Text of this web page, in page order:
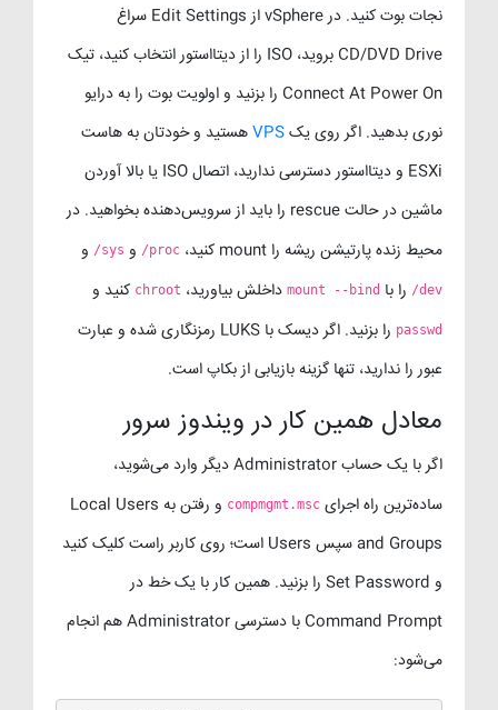
نجات بوت کنید. در vSphere از Edit Settings سراغ
CD/DVD Drive بروید، ISO را از دیتااستور انتخاب کنید، تیک
Connect At Power On را بزنید و اولویت بوت را به درایو
نوری بدهید. اگر روی یکVPSهستید و خودتان به هاست
ESXi و دیتااستور دسترسی ندارید، اتصال ISO یا بالا آوردن
ماشین در حالت rescue را باید از سرویس‌دهنده بخواهید. در
محیط زنده پارتیشن ریشه را mount کنید،
/proc و /sys و
/dev را با mount --bind داخلش بیاورید، chroot کنید و
passwd
را بزنید. اگر دیسک با LUKS رمزنگاری شده و عبارت
عبور را ندارید، تنها گزینه بازیابی از بکاپ است.
معادل همین کار در ویندوز سرور
اگر با یک حساب Administrator دیگر وارد می‌شوید،
ساده‌ترین راه اجرای compmgmt.msc
و رفتن به Local Users
and Groups سپس Users است؛ روی کاربر راست کلیک کنید
و Set Password را بزنید. همین کار با یک خط در
Command Prompt با دسترسی Administrator هم انجام
می‌شود: